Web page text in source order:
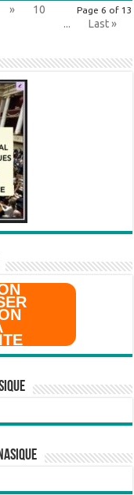
Page 6 of 13
»
10
...
Last »